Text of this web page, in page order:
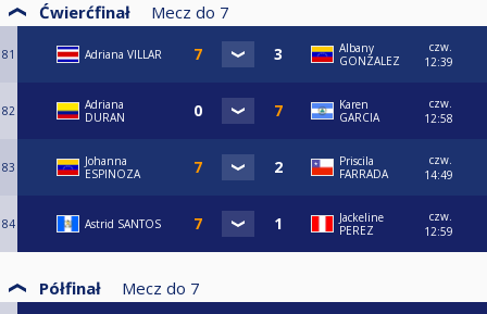
Ćwierćfinał Mecz do 7
81 Adriana VILLAR
Albany
GONZALEZ
czw.
12:39
82
Adriana
DURAN
Karen
GARCIA
czw.
12:58
83
Johanna
ESPINOZA
Priscila
FARRADA
czw.
14:49
84 Astrid SANTOS
Jackeline
PEREZ
czw.
12:59
Półfinał Mecz do 7